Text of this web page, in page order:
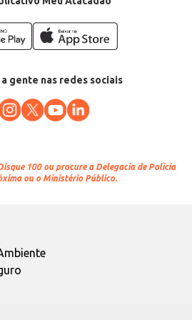
gente nas redes sociais
100 ou procure a Delegacia de Polícia
ou o Ministério Público.